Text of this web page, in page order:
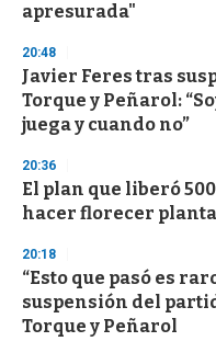
apresurada"
20:48
Javier Feres tras
Torque y Peñarol:
juega y cuando no”
20:36
El plan que liberó
hacer florecer
20:18
“Esto que pasó es
suspensión del
Torque y Peñarol